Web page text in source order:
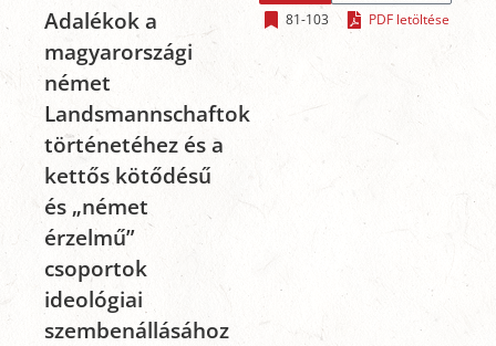
Adalékok a
magyarországi
német
Landsmannschaftok
történetéhez és a
kettős kötődésű
és „német
érzelmű”
csoportok
ideológiai
szembenállásához
81-103
PDF letöltése